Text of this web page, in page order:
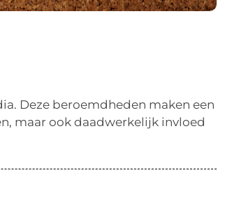
Deze beroemdheden maken een
maar ook daadwerkelijk invloed